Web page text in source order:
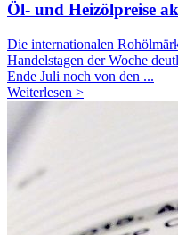
Öl- und Heizölpreise
Die internationalen
Handelstagen der Woche
Ende Juli noch von den ...
Weiterlesen >